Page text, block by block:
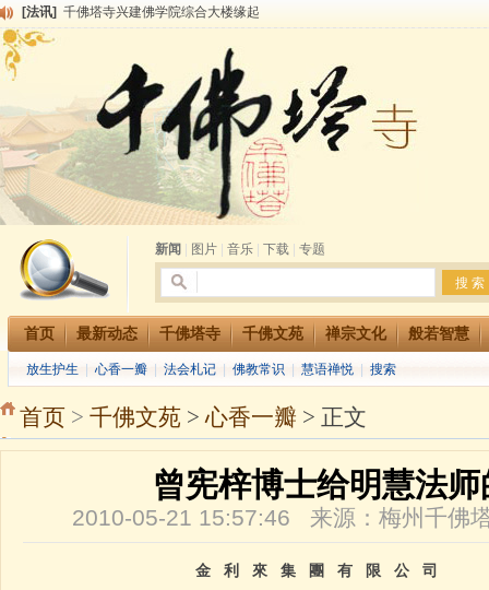
[法讯] 千佛塔寺兴建佛学院综合大楼缘起
[法讯]
千佛塔寺阅藏堂周末阅藏报名通知
清明节祭祖报恩地藏法会
[法讯]
本寺方丈上明下慧尼和尚开讲《六祖坛经》
[法讯] 2015-3-26师父于法堂对大众的开示
[法讯]
广东千佛塔寺云门佛学院女众部 2016年招生简章
[法讯]
恭请海涛法师莅临千佛塔寺弘法
[法讯]
2014年七月大法会 祈福息灾地藏七 冥阳两利普渡群蒙盂兰盆
[法讯] 千佛塔寺云门佛学院女众部2014年招生简章
新闻
图片 音乐 下载 专题
首页 最新动态 千佛塔寺 千佛文苑 禅宗文化 般若智慧
放生护生 心香一瓣 法会札记 佛教常识 慧语禅悦 搜索
首页 > 千佛文苑 >心香一瓣 > 正文
曾宪梓博士给明慧法
2010-05-21 15:57:46 来源：梅州千佛
金 利 來 集 團 有 限 公 司